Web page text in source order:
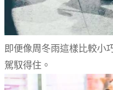
即便像周冬雨這樣比較小
駕馭得住。